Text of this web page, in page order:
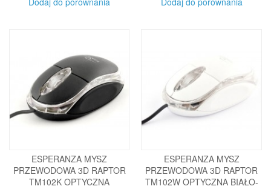
ESPERANZA MYSZ
PRZEWODOWA 3D RAPTOR
TM102K OPTYCZNA
ESPERANZA MYSZ
PRZEWODOWA 3D RAPTOR
TM102W OPTYCZNA BIAŁO-